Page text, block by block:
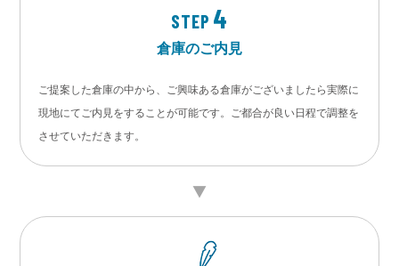
STEP 4
倉庫のご内見
ご提案した倉庫の中から、ご興味ある倉庫がございましたら実際に
現地にてご内見をすることが可能です。ご都合が良い日程で調整を
させていただきます。